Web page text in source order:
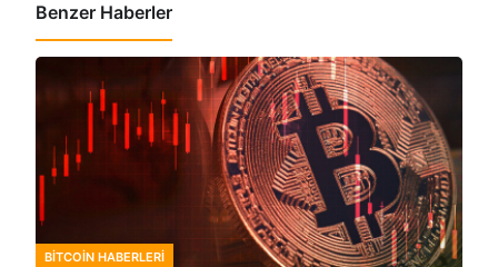
Benzer Haberler
BITCOIN HABERLERI